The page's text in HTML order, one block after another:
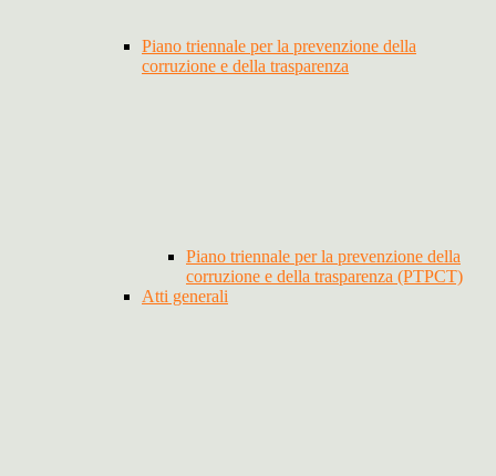
Piano triennale per la prevenzione della
corruzione e della trasparenza
Piano triennale per la prevenzione della
corruzione e della trasparenza (PTPCT)
Atti generali